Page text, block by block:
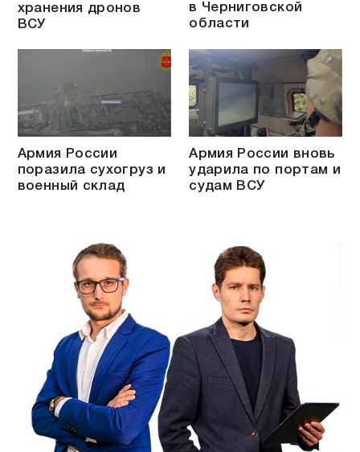
хранения дронов
ВСУ
в Черниговской
области
Армия России
поразила сухогруз и
военный склад
Армия России вновь
ударила по портам и
судам ВСУ